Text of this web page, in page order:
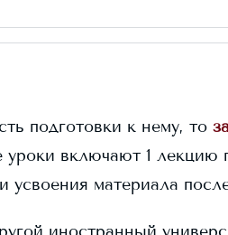
подготовки к нему, то
включают 1 лекцию
усвоения материала